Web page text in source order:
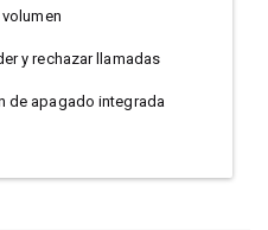
y rechazar llamadas
de apagado integrada